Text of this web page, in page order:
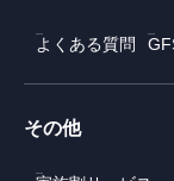
よくある質問
その他